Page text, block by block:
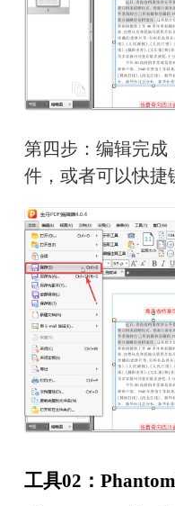
第四步：编辑完成
件，或者可以快捷
工具02：